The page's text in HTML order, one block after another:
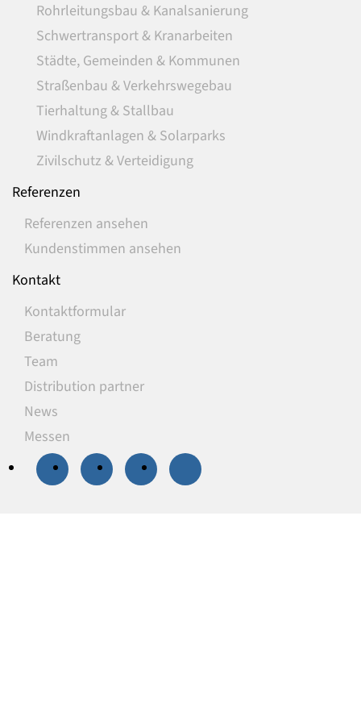
Rohrleitungsbau & Kanalsanierung
Schwertransport & Kranarbeiten
Städte, Gemeinden & Kommunen
Straßenbau & Verkehrswegebau
Tierhaltung & Stallbau
Windkraftanlagen & Solarparks
Zivilschutz & Verteidigung
Referenzen
Referenzen ansehen
Kundenstimmen ansehen
Kontakt
Kontaktformular
Beratung
Team
Distribution partner
News
Messen